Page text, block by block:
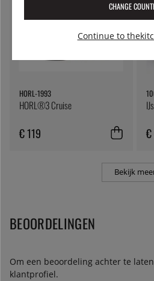
HORL-1993
HORL®3 Cruise
€ 119
Bekijk
BEOORDELINGEN
Om een beoordeling achter te
klantprofiel.
CHANGE
Continue to